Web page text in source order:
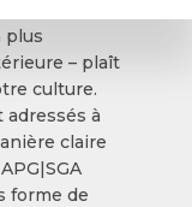
plus
– plaît
culture.
à
claire
forme de